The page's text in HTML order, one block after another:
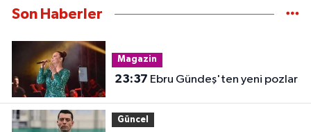
Son Haberler
Magazin
23:37 Ebru Gündeş'ten yeni pozlar
Güncel